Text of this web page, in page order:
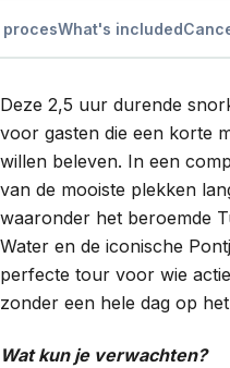
procesWhat's included
Deze 2,5 uur durende
voor gasten die een korte
willen beleven. In een
van de mooiste plekken
waaronder het beroemde
Water en de iconische
perfecte tour voor wie
zonder een hele dag op
Wat kun je verwachten?